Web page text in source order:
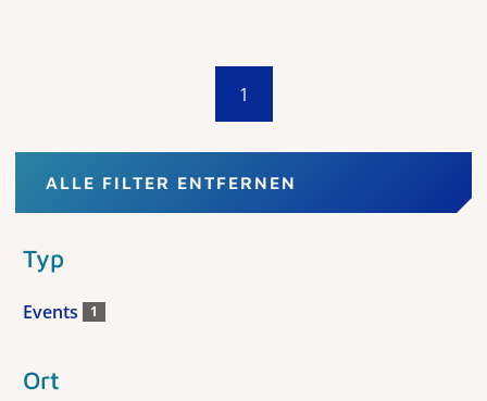
1
ALLE FILTER ENTFERNEN
Typ
Events 1
Ort